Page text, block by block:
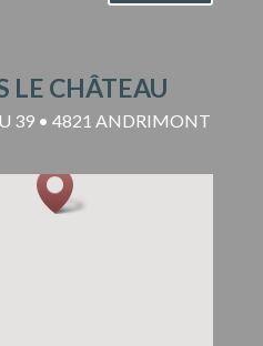
LE CHÂTEAU
39 • 4821 ANDRIMONT